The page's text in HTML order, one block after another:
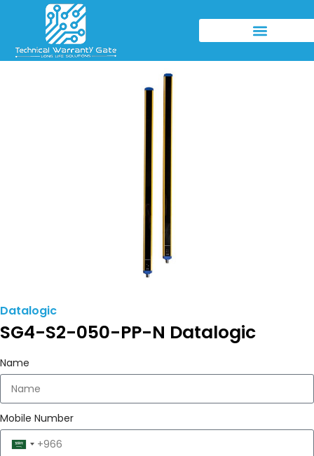
Datalogic
SG4-S2-050-PP-N Datalogic
Name
Mobile Number
Saudi